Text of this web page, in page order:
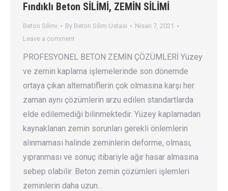
Fındıklı Beton SİLİMİ, ZEMİN SİLİMİ
Beton Silimi By Beton Silim Ustası
Nisan 7, 2021
Leave a comment
PROFESYONEL BETON ZEMİN ÇÖZÜMLERİ Yüzey
ve zemin kaplama işlemelerinde son dönemde
ortaya çıkan alternatiflerin çok olmasına karşı her
zaman aynı çözümlerin arzu edilen standartlarda
elde edilemediği bilinmektedir. Yüzey kaplamadan
kaynaklanan zemin sorunları gerekli önlemlerin
alınmaması halinde zeminlerin deforme, olması,
yıpranması ve sonuç itibariyle ağır hasar almasına
sebep olabilir. Beton zemin çözümleri işlemleri
zeminlerin daha uzun…